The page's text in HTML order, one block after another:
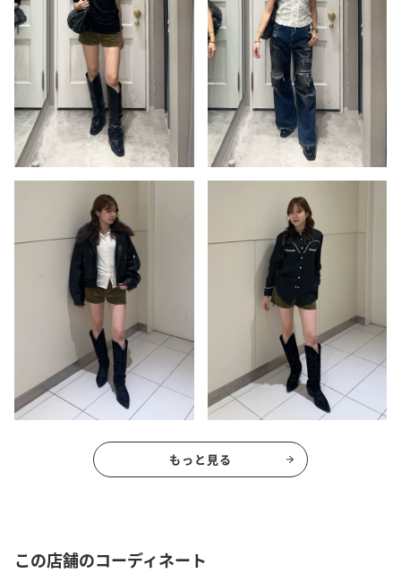
もっと見る
この店舗のコーディネート